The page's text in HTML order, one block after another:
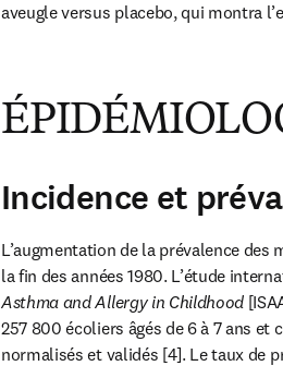
aveugle versus placebo, qui montra
Incidence et
L’augmentation de la prévalence
la fin des années 1980. L’étude
Asthma and Allergy in Childhood
257 800 écoliers âgés de 6 à 7 ans et
normalisés et validés [4]. Le taux de